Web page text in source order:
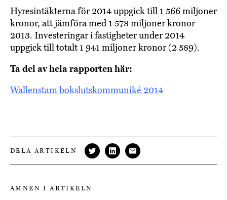
Hyresintäkterna för 2014 uppgick till 1 566 miljoner
kronor, att jämföra med 1 578 miljoner kronor
2013. Investeringar i fastigheter under 2014
uppgick till totalt 1 941 miljoner kronor (2 589).
Ta del av hela rapporten här:
Wallenstam bokslutskommuniké 2014
DELA ARTIKELN
ÄMNEN I ARTIKELN